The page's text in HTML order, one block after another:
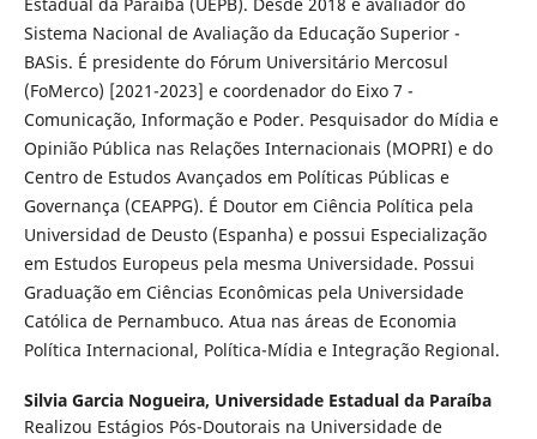
Sistema Nacional de Avaliação da Educação Superior -
BASis. É presidente do Fórum Universitário Mercosul
(FoMerco) [2021-2023] e coordenador do Eixo 7 -
Comunicação, Informação e Poder. Pesquisador do Mídia e
Opinião Pública nas Relações Internacionais (MOPRI) e do
Centro de Estudos Avançados em Políticas Públicas e
Governança (CEAPPG). É Doutor em Ciência Política pela
Universidad de Deusto (Espanha) e possui Especialização
em Estudos Europeus pela mesma Universidade. Possui
Graduação em Ciências Econômicas pela Universidade
Católica de Pernambuco. Atua nas áreas de Economia
Política Internacional, Política-Mídia e Integração Regional.
Silvia Garcia Nogueira, Universidade Estadual da Paraíba
Realizou Estágios Pós-Doutorais na Universidade de